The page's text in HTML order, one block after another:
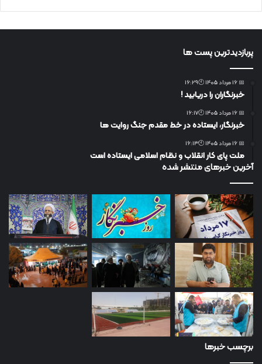
پربازدیدترین پست ها
📅 16 مرداد 1405 🕙16:29
خبرنگاران را دریابید !
📅 16 مرداد 1405 🕙16:17
خبرنگار، ایستاده در خط مقدم جنگ روایت ها
📅 16 مرداد 1405 🕙16:13
ملت پای کار انقلاب و نظام اسلامی ایستاده است
آخرین خبرهای منتشر شده
برچسب خبرها